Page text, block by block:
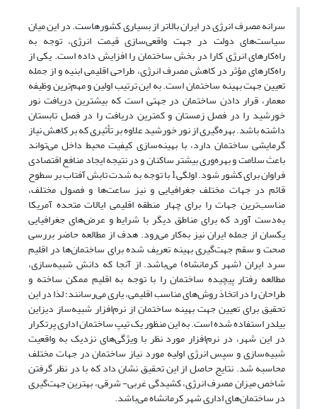
سرانه مصرف انرژی در ایران بالاتر از بسیاری کشورهاست. در این میان
سیاست‌های دولت در جهت واقعی‌سازی قیمت انرژی، توجه به
راه‌کارهای انرژی کارا در بخش ساختمان را افزایش داده است. یکی از
راه‌کارهای مؤثر در کاهش مصرف انرژی، طراحی اقلیمی ابنیه و از جمله
تعیین جهت بهینه ساختمان است. به این ترتیب اولین و مهم‌ترین وظیفه
معمار، قرار دادن ساختمان در جهتی است که بیشترین دریافت نور
خورشید را در فصل زمستان و کمترین دریافت را در فصل تابستان
داشته باشد. بهره‌گیری از نور خورشید علاوه بر تأثیری که بر کاهش نیاز
گرمایشی ساختمان دارد، با بهینه‌سازی کیفیت محیط داخل می‌تواند
باعث سلامت و بهره‌وری بیشتر ساکنان و در نتیجه ایجاد منافع اقتصادی
فراوان برای کشور شود. اولگی1 با توجه به شدت تابش آفتاب بر سطوح
قائم در جهات مختلف جغرافیایی و نیز ساعت‌ها و فصول مختلف،
مناسب‌ترین جهات را برای چهار منطقه اقلیمی ایالات متحده آمریکا
به‌دست آورد که برای مناطق دیگر با شرایط و عرض‌های جغرافیایی
یکسان از جمله ایران نیز به‌کار می‌رود. هدف از مطالعه حاضر بررسی
صحت و سقم جهت‌گیری بهینه تعریف شده برای ساختمان‌ها در اقلیم
سرد ایران (شهر کرمانشاه) می‌باشد. از آنجا که دانش شبیه‌سازی،
مطالعه رفتار پیچیده ساختمان را با توجه به اقلیم ممکن ساخته و
طراحان را در اتخاذ روش‌های مناسب اقلیمی، یاری می‌رسانند؛ لذا در این
تحقیق برای تعیین جهت بهینه ساختمان از نرم‌افزار شبیه‌ساز دیزاین
بیلدر استفاده شده است. به این منظور یک تیپ ساختمان اداری پرتکرار
در این شهر، در نرم‌افزار مورد نظر با ویژگی‌های نزدیک به واقعیت
شبیه‌سازی و سپس انرژی اولیه مورد نیاز ساختمان در جهات مختلف
محاسبه شد. نتایج حاصل از این تحقیق نشان داد که با در نظر گرفتن
شاخص میزان مصرف انرژی، کشیدگی غربی- شرقی، بهترین جهت‌گیری
در ساختمان‌های اداری شهر کرمانشاه می‌باشد.